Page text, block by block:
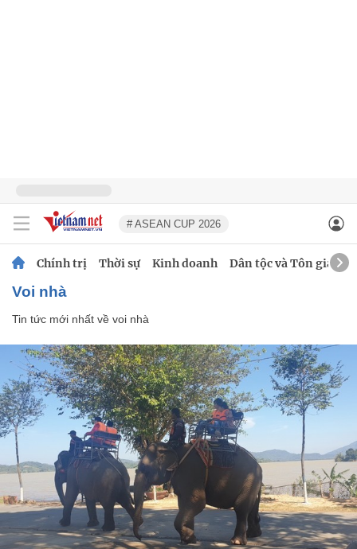
# ASEAN CUP 2026
Chính trị Thời sự Kinh doanh Dân tộc và Tôn giáo
voi nhà
Tin tức mới nhất về voi nhà